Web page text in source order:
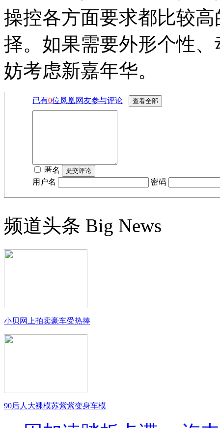
操控各方面要求都比较
择。如果需要外形个性
妨考虑新嘉年华。
已有0位凤凰网友参与评论
匿名
用户名
密码
频道头条 Big News
小贝网上拍卖豪车受热捧
90后人大裸模苏紫紫变身车模